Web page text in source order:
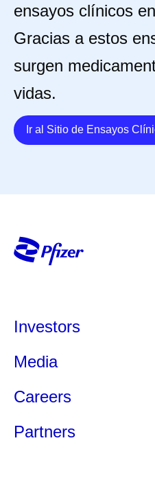
ensayos clínicos
Gracias a estos
surgen
vidas.
Ir al Sitio de Ensayos
Investors
Media
Careers
Partners